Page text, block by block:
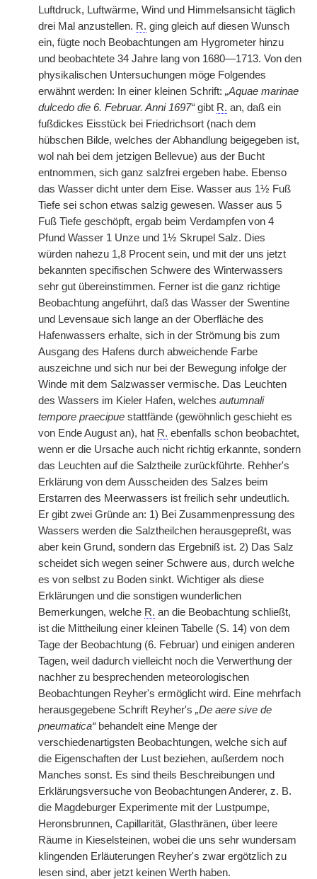
Luftdruck, Luftwärme, Wind und Himmelsansicht täglich
drei Mal anzustellen. R. ging gleich auf diesen Wunsch
ein, fügte noch Beobachtungen am Hygrometer hinzu
und beobachtete 34 Jahre lang von 1680—1713. Von den
physikalischen Untersuchungen möge Folgendes
erwähnt werden: In einer kleinen Schrift: „Aquae marinae
dulcedo die 6. Februar. Anni 1697“gibt R. an, daß ein
fußdickes Eisstück bei Friedrichsort (nach dem
hübschen Bilde, welches der Abhandlung beigegeben ist,
wol nah bei dem jetzigen Bellevue) aus der Bucht
entnommen, sich ganz salzfrei ergeben habe. Ebenso
das Wasser dicht unter dem Eise. Wasser aus 1½ Fuß
Tiefe sei schon etwas salzig gewesen. Wasser aus 5
Fuß Tiefe geschöpft, ergab beim Verdampfen von 4
Pfund Wasser 1 Unze und 1½ Skrupel Salz. Dies
würden nahezu 1,8 Procent sein, und mit der uns jetzt
bekannten specifischen Schwere des Winterwassers
sehr gut übereinstimmen. Ferner ist die ganz richtige
Beobachtung angeführt, daß das Wasser der Swentine
und Levensaue sich lange an der Oberfläche des
Hafenwassers erhalte, sich in der Strömung bis zum
Ausgang des Hafens durch abweichende Farbe
auszeichne und sich nur bei der Bewegung infolge der
Winde mit dem Salzwasser vermische. Das Leuchten
des Wassers im Kieler Hafen, welches autumnali
tempore praecipue stattfände (gewöhnlich geschieht es
von Ende August an), hat R. ebenfalls schon beobachtet,
wenn er die Ursache auch nicht richtig erkannte, sondern
das Leuchten auf die Salztheile zurückführte. Rehher's
Erklärung von dem Ausscheiden des Salzes beim
Erstarren des Meerwassers ist freilich sehr undeutlich.
Er gibt zwei Gründe an: 1) Bei Zusammenpressung des
Wassers werden die Salztheilchen herausgepreßt, was
aber kein Grund, sondern das Ergebniß ist. 2) Das Salz
scheidet sich wegen seiner Schwere aus, durch welche
es von selbst zu Boden sinkt. Wichtiger als diese
Erklärungen und die sonstigen wunderlichen
Bemerkungen, welche R. an die Beobachtung schließt,
ist die Mittheilung einer kleinen Tabelle (S. 14) von dem
Tage der Beobachtung (6. Februar) und einigen anderen
Tagen, weil dadurch vielleicht noch die Verwerthung der
nachher zu besprechenden meteorologischen
Beobachtungen Reyher's ermöglicht wird. Eine mehrfach
herausgegebene Schrift Reyher's „De aere sive de
pneumatica“behandelt eine Menge der
verschiedenartigsten Beobachtungen, welche sich auf
die Eigenschaften der Lust beziehen, außerdem noch
Manches sonst. Es sind theils Beschreibungen und
Erklärungsversuche von Beobachtungen Anderer, z. B.
die Magdeburger Experimente mit der Lustpumpe,
Heronsbrunnen, Capillarität, Glasthränen, über leere
Räume in Kieselsteinen, wobei die uns sehr wundersam
klingenden Erläuterungen Reyher's zwar ergötzlich zu
lesen sind, aber jetzt keinen Werth haben.